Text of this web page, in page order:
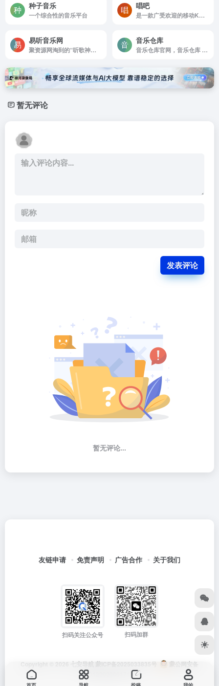
种子音乐
一个综合性的音乐平台
唱吧
是一款广受欢迎的移动K歌应用
易听音乐网
聚资源网淘到的“听歌神器”,MP3,MP4,歌词一条龙,流行热歌,抖音神曲,经典老歌全都有,点开就能在线听,还能免费下载到手机
音乐仓库
音乐仓库官网，音乐仓库 一个无损音乐资源分享网站
暂无评论
发表评论
暂无评论...
友链申请 免责声明 广告合作 关于我们
扫码关注公众号 扫码加群
Copyright © 2026 七安导航 蒙ICP备2025033835号
蒙公网安备
15012202000171号